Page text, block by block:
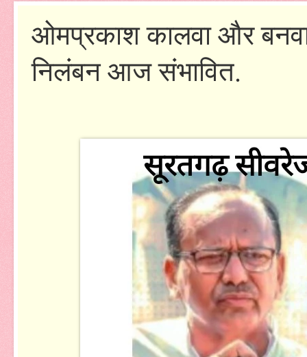
ओमप्रकाश कालवा और
निलंबन आज संभावित.